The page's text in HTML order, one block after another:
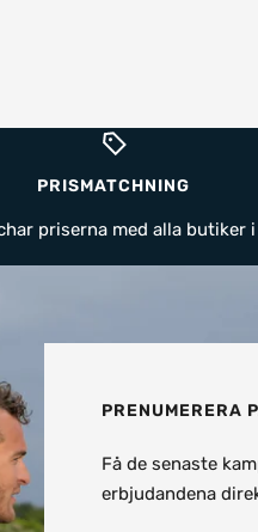
PRISMATCHNING
priserna med alla butiker i
PRENUMERERA
Få de senaste
erbjudandena